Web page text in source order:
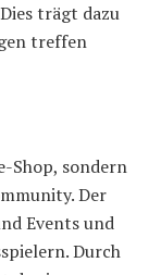
trägt dazu
treffen
Shop, sondern
Der
Events und
Durch